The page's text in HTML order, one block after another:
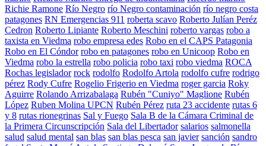
Richie Ramone Río Negro río Negro contaminación río negro costa
patagones RN Emergencias 911 roberta scavo Roberto Julían Peréz
Cedron Roberto Lipiante Roberto Meschini roberto vargas robo a
taxista en Viedma robo empresa edes Robo en el CAPS Patagonia
Robo en El Cóndor robo en patagones robo en Unicoop Robo en
Viedma robo la estrella robo policia robo taxi robo viedma ROCA
Rochas legislador rock rodolfo Rodolfo Artola rodolfo cufre rodrigo
pérez Rody Cufre Rogelio Frigerio en Viedma roger garcia Roky
Aguirre Rolando Arrizabalaga Rubén "Cuniyo" Maglione Rubén
López Ruben Molina UPCN Rubén Pérez ruta 23 accidente rutas 6
y 8 rutas rionegrinas Sal y Fuego Sala B de la Cámara Criminal de
la Primera Circunscripción Sala del Libertador salarios salmonella
salud salud mental san blas san blas pesca san javier sanción sandro